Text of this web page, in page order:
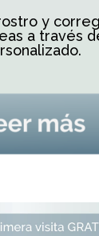
y
a través